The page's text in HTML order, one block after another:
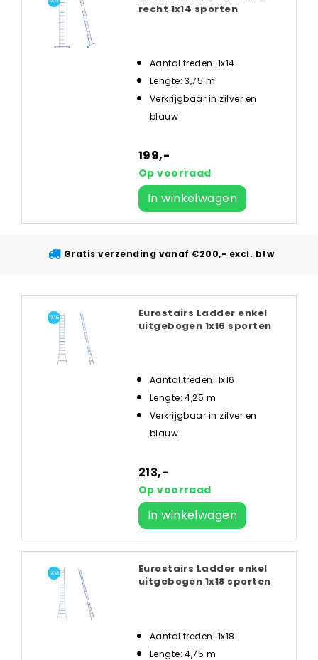
recht 1x14 sporten
Aantal treden: 1x14
Lengte: 3,75 m
Verkrijgbaar in zilver en
blauw
199,-
Op voorraad
In winkelwagen
Gratis verzending vanaf €200,- excl. btw
Eurostairs Ladder enkel
uitgebogen 1x16 sporten
Aantal treden: 1x16
Lengte: 4,25 m
Verkrijgbaar in zilver en
blauw
213,-
Op voorraad
In winkelwagen
Eurostairs Ladder enkel
uitgebogen 1x18 sporten
Aantal treden: 1x18
Lengte: 4,75 m